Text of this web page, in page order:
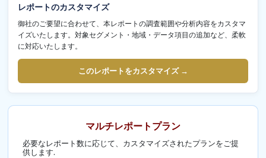
レポートのカスタマイズ
御社のご要望に合わせて、本レポートの調査範囲や分析内容をカスタマ
イズいたします。対象セグメント・地域・データ項目の追加など、柔軟
に対応いたします。
このレポートをカスタマイズ →
マルチレポートプラン
必要なレポート数に応じて、カスタマイズされたプランをご提
供します.